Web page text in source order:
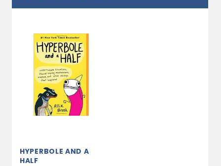
HYPERBOLE AND A
HALF